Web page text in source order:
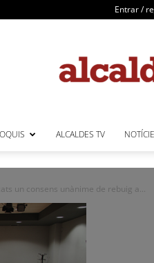
Entrar /
ALCALDES TV
un consens unànime de rebuig a...